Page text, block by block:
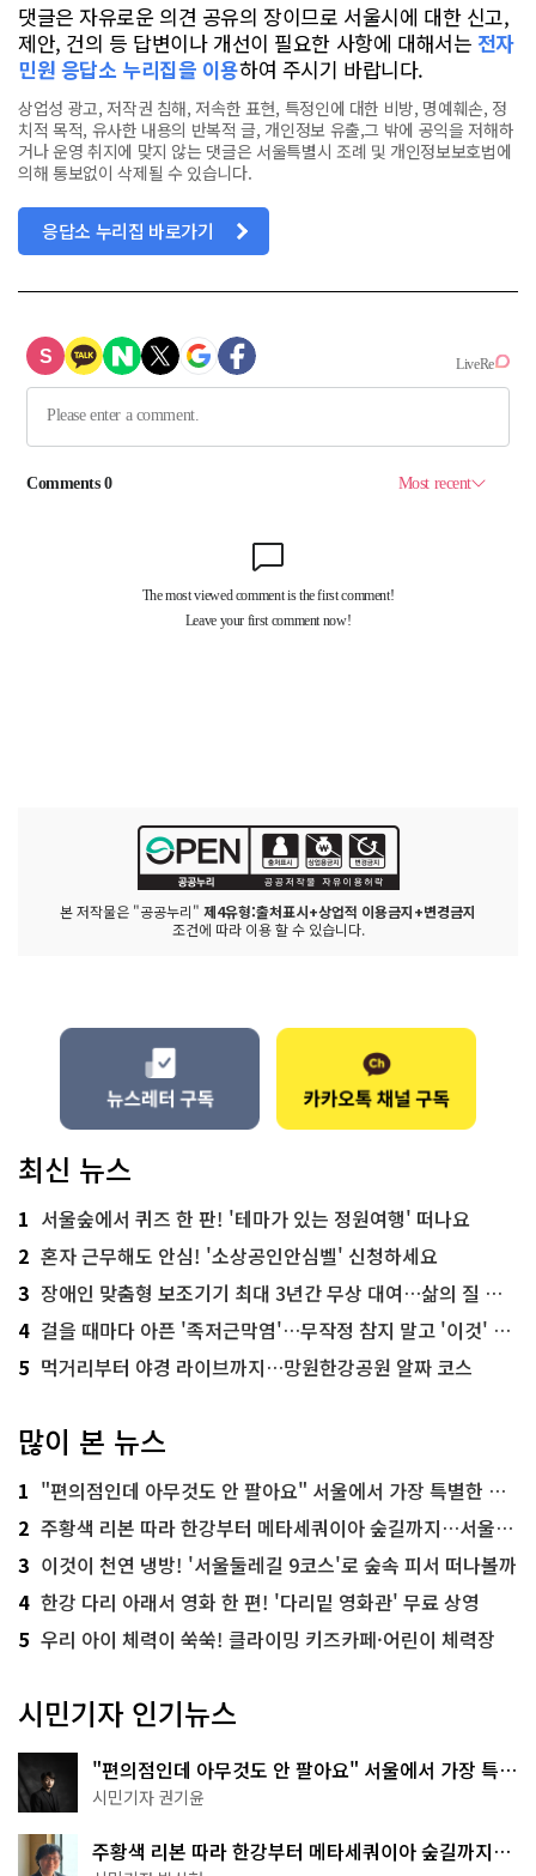
댓글은 자유로운 의견 공유의 장이므로 서울시에 대한 신고,
제안, 건의 등 답변이나 개선이 필요한 사항에 대해서는 전자
민원 응답소 누리집을 이용하여 주시기 바랍니다.
상업성 광고, 저작권 침해, 저속한 표현, 특정인에 대한 비방, 명예훼손, 정
치적 목적, 유사한 내용의 반복적 글, 개인정보 유출,그 밖에 공익을 저해하
거나 운영 취지에 맞지 않는 댓글은 서울특별시 조례 및 개인정보보호법에
의해 통보없이 삭제될 수 있습니다.
응답소 누리집 바로가기
본 저작물은 "공공누리" 제4유형:출처표시+상업적 이용금지+변경금지
조건에 따라 이용 할 수 있습니다.
최신 뉴스
1 서울숲에서 퀴즈 한 판! '테마가 있는 정원여행' 떠나요
2 혼자 근무해도 안심! '소상공인안심벨' 신청하세요
3 장애인 맞춤형 보조기기 최대 3년간 무상 대여…삶의 질 높인다
4 걸을 때마다 아픈 '족저근막염'…무작정 참지 말고 '이것' 해보세요!
5 먹거리부터 야경 라이브까지…망원한강공원 알짜 코스
많이 본 뉴스
1 "편의점인데 아무것도 안 팔아요" 서울에서 가장 특별한 편의점의 정체
2 주황색 리본 따라 한강부터 메타세쿼이아 숲길까지…서울둘레길 15코스
3 이것이 천연 냉방! '서울둘레길 9코스'로 숲속 피서 떠나볼까
4 한강 다리 아래서 영화 한 편! '다리밑 영화관' 무료 상영
5 우리 아이 체력이 쑥쑥! 클라이밍 키즈카페·어린이 체력장
시민기자 인기뉴스
"편의점인데 아무것도 안 팔아요" 서울에서 가장 특별
한 편의점의 정체
시민기자 권기윤
주황색 리본 따라 한강부터 메타세쿼이아 숲길까지…